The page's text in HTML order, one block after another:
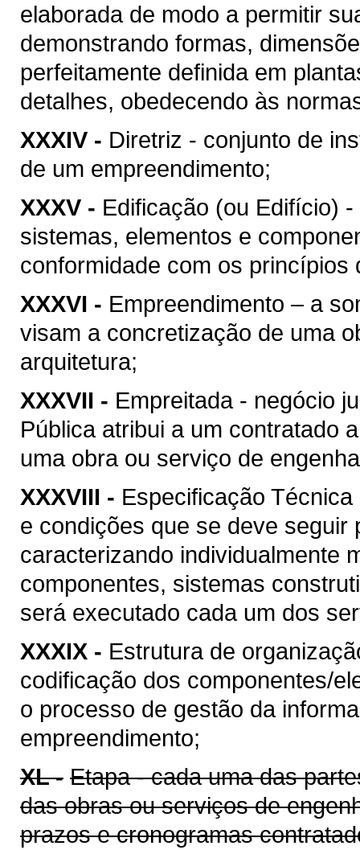
elaborada de modo a permitir
demonstrando formas,
perfeitamente definida em
detalhes, obedecendo às
XXXIV - Diretriz - conjunto de
de um empreendimento;
XXXV - Edificação (ou Edifício)
sistemas, elementos e
conformidade com os
XXXVI - Empreendimento – a
visam a concretização de uma
arquitetura;
XXXVII - Empreitada - negócio
Pública atribui a um contratado
uma obra ou serviço de
XXXVIII - Especificação
e condições que se deve seguir
caracterizando individualmente
componentes, sistemas
será executado cada um dos
XXXIX - Estrutura de
codificação dos componentes/
o processo de gestão da
empreendimento;
XL - Etapa - cada uma das
das obras ou serviços de
prazos e cronogramas